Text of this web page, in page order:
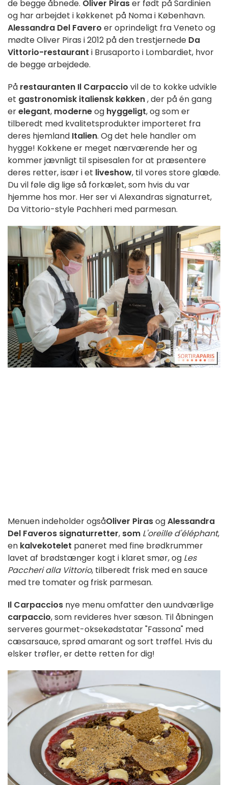
de begge åbnede. Oliver Piraser født på Sardinien
og har arbejdet i køkkenet på Noma i København.
Alessandra Del Favero er oprindeligt fra Veneto og
mødte Oliver Piras i 2012 på den trestjernede Da
Vittorio-restaurant i Brusaporto i Lombardiet, hvor
de begge arbejdede.
På restauranten Il Carpaccio vil de to kokke udvikle
et gastronomisk italiensk køkken, der på én gang
erelegant, moderneog hyggeligt, og som er
tilberedt med kvalitetsprodukter importeret fra
deres hjemland Italien. Og det hele handler om
hygge! Kokkene er meget nærværende her og
kommer jævnligt til spisesalen for at præsentere
deres retter, især i et liveshow, til vores store glæde.
Du vil føle dig lige så forkælet, som hvis du var
hjemme hos mor. Her ser vi Alexandras signaturret,
Da Vittorio-style Pachheri med parmesan.
Menuen indeholder ogsåOliver PirasogAlessandra
Del Faveros signaturretter, som L'oreille d'éléphant,
en kalvekotelet paneret med fine brødkrummer
lavet af brødstænger kogt i klaret smør, og Les
Paccheri alla Vittorio, tilberedt frisk med en sauce
med tre tomater og frisk parmesan.
Il Carpaccios nye menu omfatter den uundværlige
carpaccio, som revideres hver sæson. Til åbningen
serveres gourmet-oksekødstatar "Fassona" med
cæsarsauce, sprød amarant og sort trøffel. Hvis du
elsker trøfler, er dette retten for dig!